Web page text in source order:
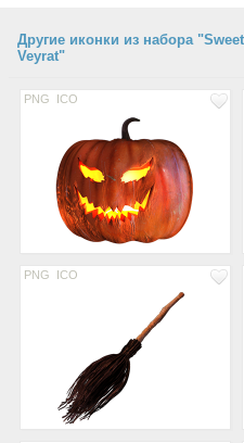
Другие иконки из набора
Veyrat"
PNG ICO
PNG ICO